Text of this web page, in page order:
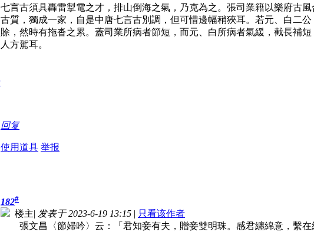
七言古須具轟雷掣電之才，排山倒海之氣，乃克為之。張司業籍以樂府古
古質，獨成一家，自是中唐七言古別調，但可惜邊幅稍狹耳。若元、白二
賒，然時有拖沓之累。蓋司業所病者節短，而元、白所病者氣緩，截長補
人方駕耳。
回复
使用道具 举报
182#
楼主| 发表于 2023-6-19 13:15 | 只看该作者
張文昌〈節婦吟〉云：「君知妾有夫，贈妾雙明珠。感君纏綿意，繫在